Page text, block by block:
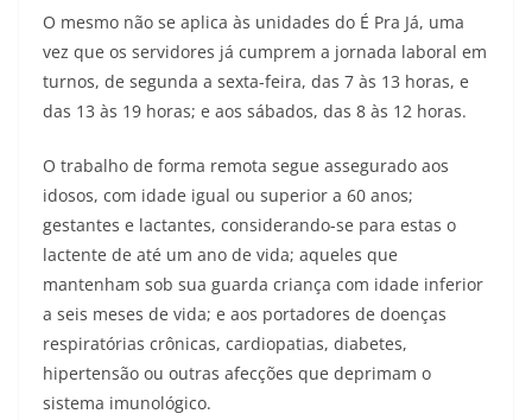
O mesmo não se aplica às unidades do É Pra Já, uma
vez que os servidores já cumprem a jornada laboral em
turnos, de segunda a sexta-feira, das 7 às 13 horas, e
das 13 às 19 horas; e aos sábados, das 8 às 12 horas.
O trabalho de forma remota segue assegurado aos
idosos, com idade igual ou superior a 60 anos;
gestantes e lactantes, considerando-se para estas o
lactente de até um ano de vida; aqueles que
mantenham sob sua guarda criança com idade inferior
a seis meses de vida; e aos portadores de doenças
respiratórias crônicas, cardiopatias, diabetes,
hipertensão ou outras afecções que deprimam o
sistema imunológico.